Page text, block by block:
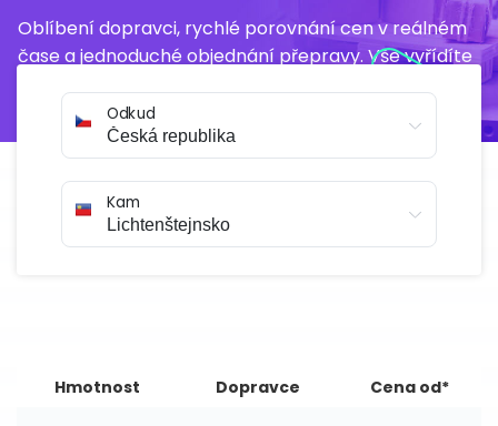
Oblíbení dopravci, rychlé porovnání cen v reálném
čase a jednoduché objednání přepravy. Vše vyřídíte
Odkud
Kam
Hmotnost Dopravce Cena od*